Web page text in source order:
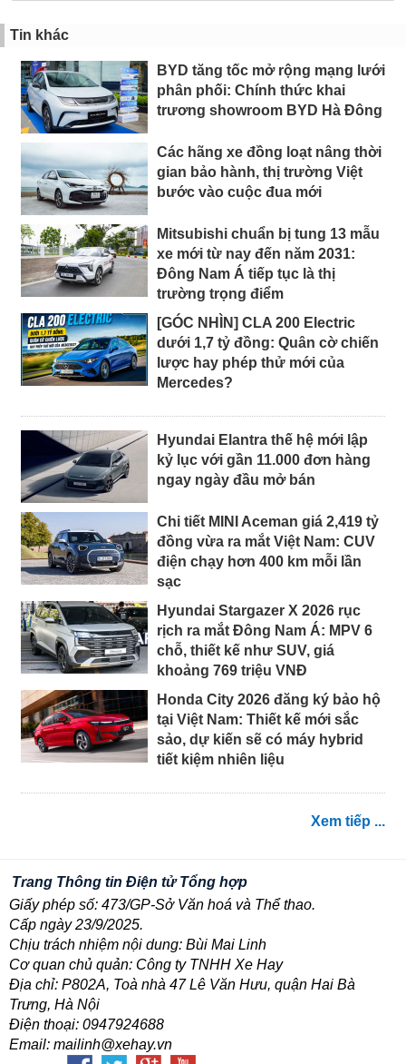
Tin khác
BYD tăng tốc mở rộng mạng lưới
phân phối: Chính thức khai
trương showroom BYD Hà Đông
Các hãng xe đồng loạt nâng thời
gian bảo hành, thị trường Việt
bước vào cuộc đua mới
Mitsubishi chuẩn bị tung 13 mẫu
xe mới từ nay đến năm 2031:
Đông Nam Á tiếp tục là thị
trường trọng điểm
[GÓC NHÌN] CLA 200 Electric
dưới 1,7 tỷ đồng: Quân cờ chiến
lược hay phép thử mới của
Mercedes?
Hyundai Elantra thế hệ mới lập
kỷ lục với gần 11.000 đơn hàng
ngay ngày đầu mở bán
Chi tiết MINI Aceman giá 2,419 tỷ
đồng vừa ra mắt Việt Nam: CUV
điện chạy hơn 400 km mỗi lần
sạc
Hyundai Stargazer X 2026 rục
rịch ra mắt Đông Nam Á: MPV 6
chỗ, thiết kế như SUV, giá
khoảng 769 triệu VNĐ
Honda City 2026 đăng ký bảo hộ
tại Việt Nam: Thiết kế mới sắc
sảo, dự kiến sẽ có máy hybrid
tiết kiệm nhiên liệu
Xem tiếp ...
Trang Thông tin Điện tử Tổng hợp
Giấy phép số: 473/GP-Sở Văn hoá và Thể thao.
Cấp ngày 23/9/2025.
Chịu trách nhiệm nội dung: Bùi Mai Linh
Cơ quan chủ quản: Công ty TNHH Xe Hay
Địa chỉ: P802A, Toà nhà 47 Lê Văn Hưu, quận Hai Bà
Trưng, Hà Nội
Điện thoại: 0947924688
Email: mailinh@xehay.vn